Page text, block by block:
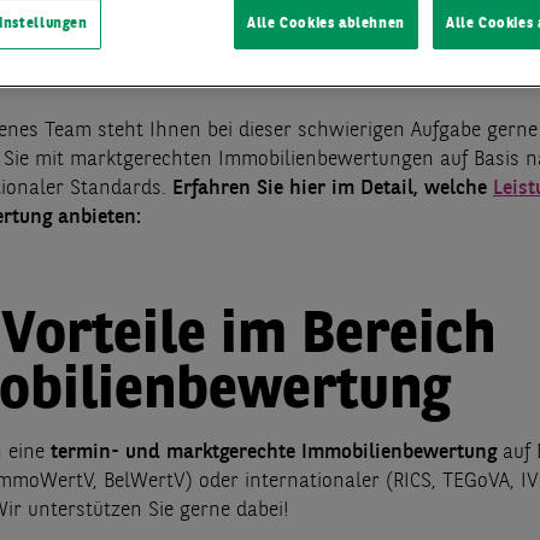
Faktoren, die bei der Immobilienbewertung eine Rolle
ist nicht immer leicht.
Team steht Ihnen bei dieser schwierigen Aufgabe
mit marktgerechten Immobilienbewertungen auf Basis
Standards. Erfahren Sie hier im Detail, welche
anbieten:
im Bereich
eine termin- und marktgerechte Immobilienbewertungauf
BelWertV) oder internationaler (RICS, TEGoVA,
unterstützen Sie gerne dabei!
Alle Cookies ablehnen Alle Cookies